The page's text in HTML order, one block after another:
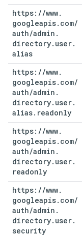
https: //www.
googleapis. com/
auth/admin .
directory. user.
alias
https: //www.
googleapis. com/
auth/admin .
directory. user.
alias. readonly
https: //www.
googleapis. com/
auth/admin .
directory. user.
readonly
https: //www.
googleapis. com/
auth/admin .
directory. user.
security